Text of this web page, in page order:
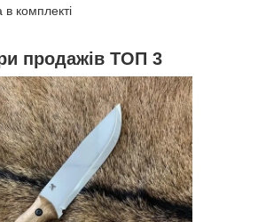
в комплекті
продажів ТОП 3